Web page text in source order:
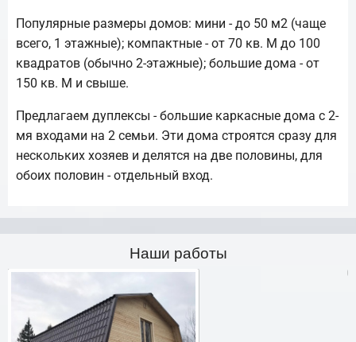
Популярные размеры домов: мини - до 50 м2 (чаще
всего, 1 этажные); компактные - от 70 кв. М до 100
квадратов (обычно 2-этажные); большие дома - от
150 кв. М и свыше.
Предлагаем дуплексы - большие каркасные дома с 2-
мя входами на 2 семьи. Эти дома строятся сразу для
нескольких хозяев и делятся на две половины, для
обоих половин - отдельный вход.
Наши работы